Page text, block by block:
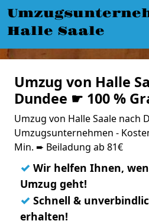
Halle Saale
Umzug von Halle
Dundee ☛ 100 %
Umzug von Halle Saale nach
Umzugsunternehmen -
Min. ➨ Beiladung ab 81€
✓ Wir helfen Ihnen,
Umzug geht!
✓ Schnell &
erhalten!